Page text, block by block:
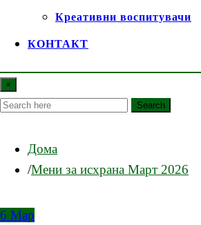
Креативни воспитувачи
КОНТАКТ
×
Search
Дома
Мени за исхрана Март 2026
6 Мар